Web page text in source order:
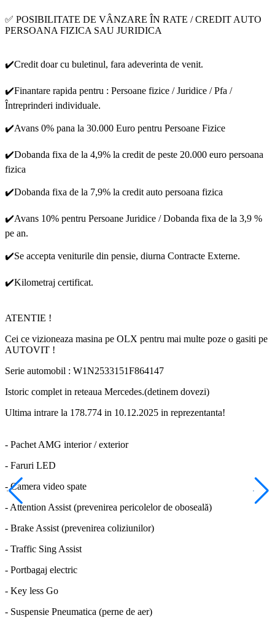
✅ POSIBILITATE DE VÂNZARE ÎN RATE / CREDIT AUTO
PERSOANA FIZICA SAU JURIDICA
✔️Credit doar cu buletinul, fara adeverinta de venit.
✔️Finantare rapida pentru : Persoane fizice / Juridice / Pfa /
Întreprinderi individuale.
✔️Avans 0% pana la 30.000 Euro pentru Persoane Fizice
✔️Dobanda fixa de la 4,9% la credit de peste 20.000 euro persoana
fizica
✔️Dobanda fixa de la 7,9% la credit auto persoana fizica
✔️Avans 10% pentru Persoane Juridice / Dobanda fixa de la 3,9 %
pe an.
✔️Se accepta veniturile din pensie, diurna Contracte Externe.
✔️Kilometraj certificat.
ATENTIE !
Cei ce vizioneaza masina pe OLX pentru mai multe poze o gasiti pe
AUTOVIT !
Serie automobil : W1N2533151F864147
Istoric complet in reteaua Mercedes.(detinem dovezi)
Ultima intrare la 178.774 in 10.12.2025 in reprezentanta!
- Pachet AMG interior / exterior
- Faruri LED
- Camera video spate
- Attention Assist (prevenirea pericolelor de oboseală)
- Brake Assist (prevenirea coliziunilor)
- Traffic Sing Assist
- Portbagaj electric
- Key less Go
- Suspensie Pneumatica (perne de aer)